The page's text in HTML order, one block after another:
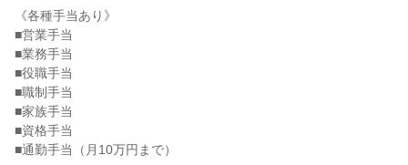
《各種手当あり》
■営業手当
■業務手当
■役職手当
■職制手当
■家族手当
■資格手当
■通勤手当（月10万円まで）